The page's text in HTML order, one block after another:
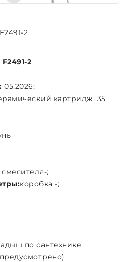
2
2
05.2026;
картридж, 35
;
коробка -;
по сантехнике